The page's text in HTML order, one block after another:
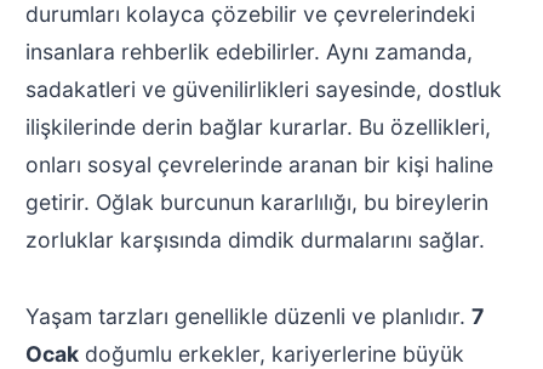
durumları kolayca çözebilir ve çevrelerindeki
insanlara rehberlik edebilirler. Aynı zamanda,
sadakatleri ve güvenilirlikleri sayesinde, dostluk
ilişkilerinde derin bağlar kurarlar. Bu özellikleri,
onları sosyal çevrelerinde aranan bir kişi haline
getirir. Oğlak burcunun kararlılığı, bu bireylerin
zorluklar karşısında dimdik durmalarını sağlar.
Yaşam tarzları genellikle düzenli ve planlıdır. 7
Ocakdoğumlu erkekler, kariyerlerine büyük